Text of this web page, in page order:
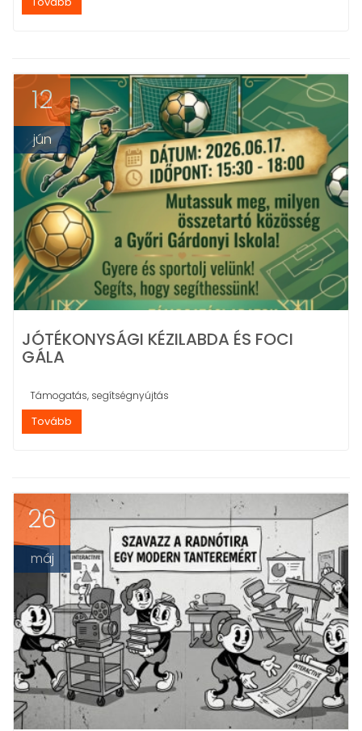
12
jún
JÓTÉKONYSÁGI KÉZILABDA ÉS FOCI
GÁLA
Támogatás, segítségnyújtás
Tovább
26
máj